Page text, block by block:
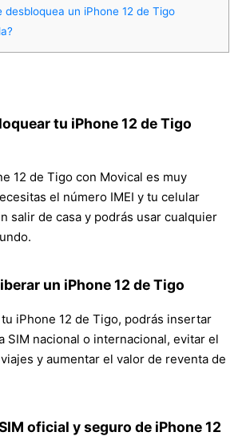
desbloquea un iPhone 12 de Tigo
tu iPhone 12 de Tigo
12 de Tigo con Movical es muy
el número IMEI y tu celular
salir de casa y podrás usar cualquier
un iPhone 12 de Tigo
iPhone 12 de Tigo, podrás insertar
SIM nacional o internacional, evitar el
y aumentar el valor de reventa de
oficial y seguro de iPhone 12